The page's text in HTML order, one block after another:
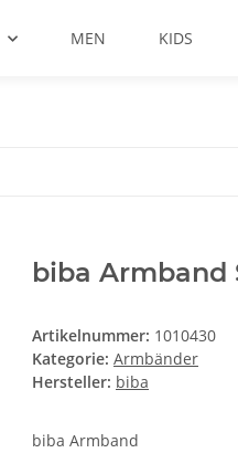
MEN KIDS
biba Armband
Artikelnummer: 1010430
Kategorie: Armbänder
Hersteller: biba
biba Armband